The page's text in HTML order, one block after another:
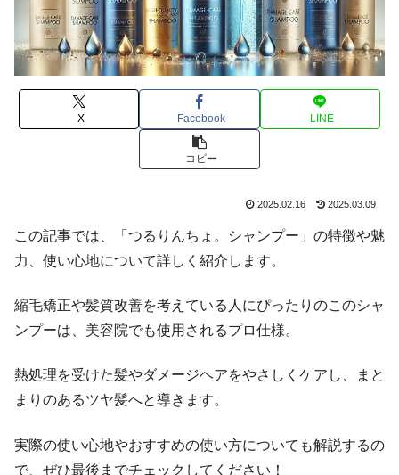
X Facebook LINE
コピー
2025.02.16 2025.03.09
この記事では、「つるりんちょ。シャンプー」の特徴や魅
力、使い心地について詳しく紹介します。
縮毛矯正や髪質改善を考えている人にぴったりのこのシャ
ンプーは、美容院でも使用されるプロ仕様。
熱処理を受けた髪やダメージヘアをやさしくケアし、まと
まりのあるツヤ髪へと導きます。
実際の使い心地やおすすめの使い方についても解説するの
で、ぜひ最後までチェックしてください！